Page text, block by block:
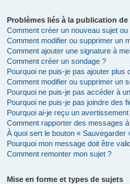
Problèmes liés à la publication de
Comment créer un nouveau sujet
Comment modifier ou supprimer un
Comment ajouter une signature à
Comment créer un sondage ?
Pourquoi ne puis-je pas ajouter plus
Comment modifier ou supprimer un
Pourquoi ne puis-je pas accéder à
Pourquoi ne puis-je pas joindre des
Pourquoi ai-je reçu un avertissement
Comment rapporter des messages
À quoi sert le bouton «
Pourquoi mon message doit être
Comment remonter mon sujet ?
Mise en forme et types de sujets